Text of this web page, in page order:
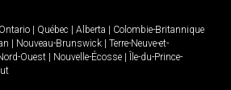
Ontario Québec Alberta
Colombie-Britannique
Nouveau-Brunswick
Terre-Neuve-et-
Ouest Nouvelle-Écosse
Île-du-Prince-